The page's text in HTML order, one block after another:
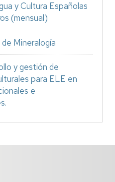
y Cultura Españolas
(mensual)
Mineralogía
y gestión de
para ELE en
e